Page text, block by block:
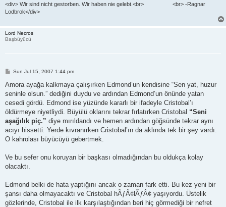
<div> Wir sind nicht gestorben. Wir haben nie gelebt.<br> <br> -Ragnar
Lodbrok</div>
Lord Necros
Başbüyücü
P
s
Sun Jul 15, 2007 1:44 pm
Amora ayağa kalkmaya çalışırken Edmond’un kendisine “Sen yat, huzur
seninle olsun.” dediğini duydu ve ardından Edmond’un önünde yatan
cesedi gördü. Edmond ise yüzünde kararlı bir ifadeyle Cristobal’ı
öldürmeye niyetliydi. Büyülü oklarını tekrar fırlatırken Cristobal “Seni
aşağılık piç.” diye mırıldandı ve hemen ardından göğsünde tekrar aynı
acıyı hissetti. Yerde kıvranırken Cristobal’ın da aklında tek bir şey vardı:
O kahrolası büyücüyü gebertmek.
Ve bu sefer onu koruyan bir başkası olmadığından bu oldukça kolay
olacaktı.
Edmond belki de hata yaptığını ancak o zaman fark etti. Bu kez yeni bir
şansı daha olmayacaktı ve Cristobal hÃƒÂ¢lÃƒÂ¢ yaşıyordu. Üstelik
gözlerinde, Cristobal ile ilk karşılaştığından beri hiç görmediği bir nefret